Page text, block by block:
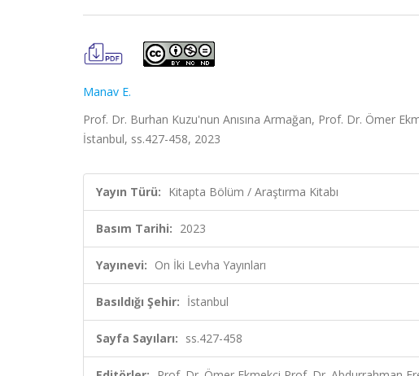
Manav E.
Prof. Dr. Burhan Kuzu'nun Anısına Armağan, Prof. Dr. Ömer
İstanbul, ss.427-458, 2023
Yayın Türü: Kitapta Bölüm / Araştırma Kitabı
Basım Tarihi: 2023
Yayınevi: On İki Levha Yayınları
Basıldığı Şehir: İstanbul
Sayfa Sayıları: ss.427-458